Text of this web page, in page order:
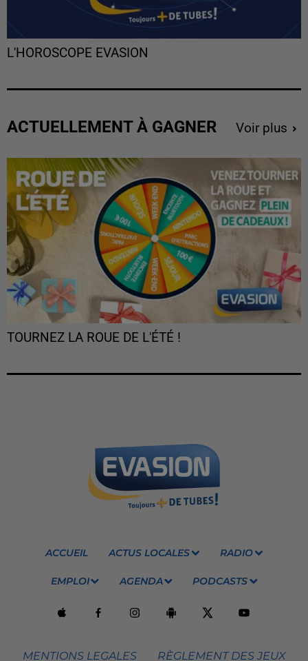
L'HOROSCOPE EVASION
ACTUELLEMENT À GAGNER Voir plus
TOURNEZ LA ROUE DE L'ÉTÉ !
ACCUEIL ACTUS LOCALES RADIO
EMPLOI AGENDA PODCASTS
MENTIONS LEGALES RÈGLEMENT DES JEUX